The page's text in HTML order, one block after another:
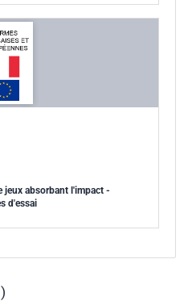
jeux absorbant l'impact -
d'essai